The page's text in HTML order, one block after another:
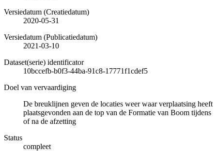
Versiedatum (Creatiedatum)
2020-05-31
Versiedatum (Publicatiedatum)
2021-03-10
Dataset(serie) identificator
10bccefb-b0f3-44ba-91c8-17771f1cdef5
Doel van vervaardiging
De breuklijnen geven de locaties weer waar verplaatsing heeft
plaatsgevonden aan de top van de Formatie van Boom tijdens
of na de afzetting
Status
compleet